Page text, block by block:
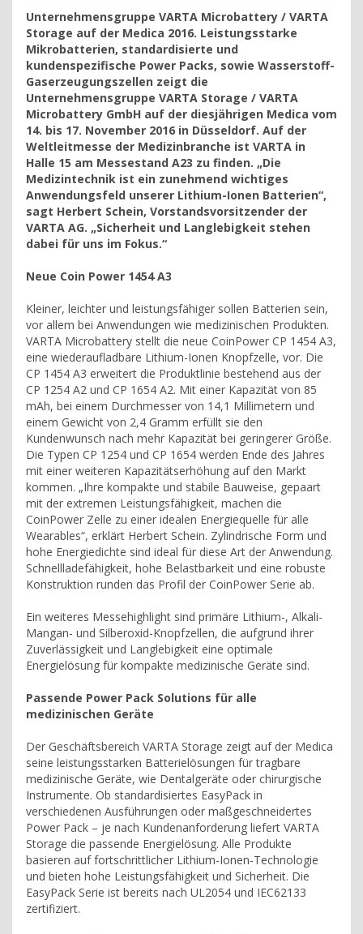
Unternehmensgruppe VARTA Microbattery / VARTA
Storage auf der Medica 2016. Leistungsstarke
Mikrobatterien, standardisierte und
kundenspezifische Power Packs, sowie Wasserstoff-
Gaserzeugungszellen zeigt die
Unternehmensgruppe VARTA Storage / VARTA
Microbattery GmbH auf der diesjährigen Medica vom
14. bis 17. November 2016 in Düsseldorf. Auf der
Weltleitmesse der Medizinbranche ist VARTA in
Halle 15 am Messestand A23 zu finden. „Die
Medizintechnik ist ein zunehmend wichtiges
Anwendungsfeld unserer Lithium-Ionen Batterien“,
sagt Herbert Schein, Vorstandsvorsitzender der
VARTA AG. „Sicherheit und Langlebigkeit stehen
dabei für uns im Fokus.“
Neue Coin Power 1454 A3
Kleiner, leichter und leistungsfähiger sollen Batterien sein,
vor allem bei Anwendungen wie medizinischen Produkten.
VARTA Microbattery stellt die neue CoinPower CP 1454 A3,
eine wiederaufladbare Lithium-Ionen Knopfzelle, vor. Die
CP 1454 A3 erweitert die Produktlinie bestehend aus der
CP 1254 A2 und CP 1654 A2. Mit einer Kapazität von 85
mAh, bei einem Durchmesser von 14,1 Millimetern und
einem Gewicht von 2,4 Gramm erfüllt sie den
Kundenwunsch nach mehr Kapazität bei geringerer Größe.
Die Typen CP 1254 und CP 1654 werden Ende des Jahres
mit einer weiteren Kapazitätserhöhung auf den Markt
kommen. „Ihre kompakte und stabile Bauweise, gepaart
mit der extremen Leistungsfähigkeit, machen die
CoinPower Zelle zu einer idealen Energiequelle für alle
Wearables“, erklärt Herbert Schein. Zylindrische Form und
hohe Energiedichte sind ideal für diese Art der Anwendung.
Schnellladefähigkeit, hohe Belastbarkeit und eine robuste
Konstruktion runden das Profil der CoinPower Serie ab.
Ein weiteres Messehighlight sind primäre Lithium-, Alkali-
Mangan- und Silberoxid-Knopfzellen, die aufgrund ihrer
Zuverlässigkeit und Langlebigkeit eine optimale
Energielösung für kompakte medizinische Geräte sind.
Passende Power Pack Solutions für alle
medizinischen Geräte
Der Geschäftsbereich VARTA Storage zeigt auf der Medica
seine leistungsstarken Batterielösungen für tragbare
medizinische Geräte, wie Dentalgeräte oder chirurgische
Instrumente. Ob standardisiertes EasyPack in
verschiedenen Ausführungen oder maßgeschneidertes
Power Pack – je nach Kundenanforderung liefert VARTA
Storage die passende Energielösung. Alle Produkte
basieren auf fortschrittlicher Lithium-Ionen-Technologie
und bieten hohe Leistungsfähigkeit und Sicherheit. Die
EasyPack Serie ist bereits nach UL2054 und IEC62133
zertifiziert.